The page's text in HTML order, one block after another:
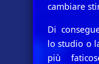
cambiare
Di
lo studio o
più